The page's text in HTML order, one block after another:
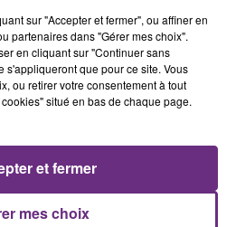
DE REIMS FERME
du centre-ville
est contraint de
sur "Accepter et fermer", ou affiner en
partenaires dans "Gérer mes choix".
en cliquant sur "Continuer sans
s'appliqueront que pour ce site. Vous
ou retirer votre consentement à tout
situé en bas de chaque page.
mes choix
et fermer